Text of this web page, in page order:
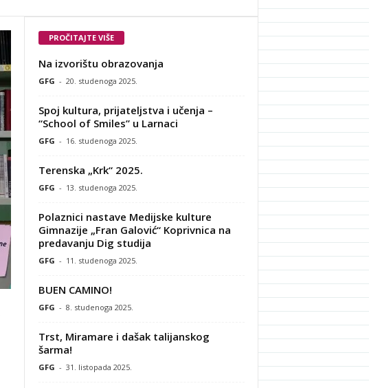
PROČITAJTE VIŠE
Na izvorištu obrazovanja
GFG - 20. studenoga 2025.
Spoj kultura, prijateljstva i učenja –
“School of Smiles” u Larnaci
GFG - 16. studenoga 2025.
Terenska „Krk“ 2025.
GFG - 13. studenoga 2025.
Polaznici nastave Medijske kulture
Gimnazije „Fran Galović“ Koprivnica na
predavanju Dig studija
GFG - 11. studenoga 2025.
BUEN CAMINO!
GFG - 8. studenoga 2025.
Trst, Miramare i dašak talijanskog
šarma!
GFG - 31. listopada 2025.